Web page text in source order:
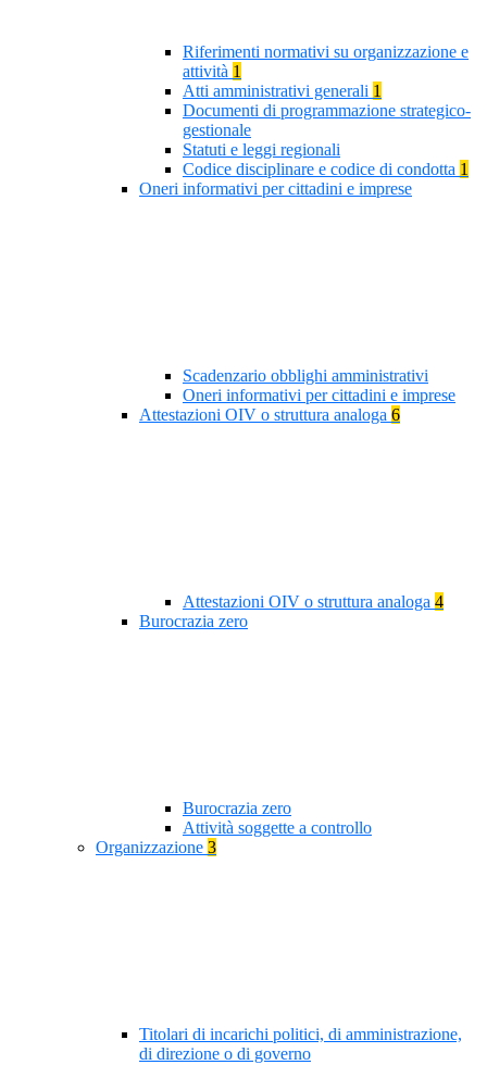
Riferimenti normativi su organizzazione e
attività 1
Atti amministrativi generali 1
Documenti di programmazione strategico-
gestionale
Statuti e leggi regionali
Codice disciplinare e codice di condotta 1
Oneri informativi per cittadini e imprese
Scadenzario obblighi amministrativi
Oneri informativi per cittadini e imprese
Attestazioni OIV o struttura analoga 6
Attestazioni OIV o struttura analoga 4
Burocrazia zero
Burocrazia zero
Attività soggette a controllo
Organizzazione 3
Titolari di incarichi politici, di amministrazione,
di direzione o di governo